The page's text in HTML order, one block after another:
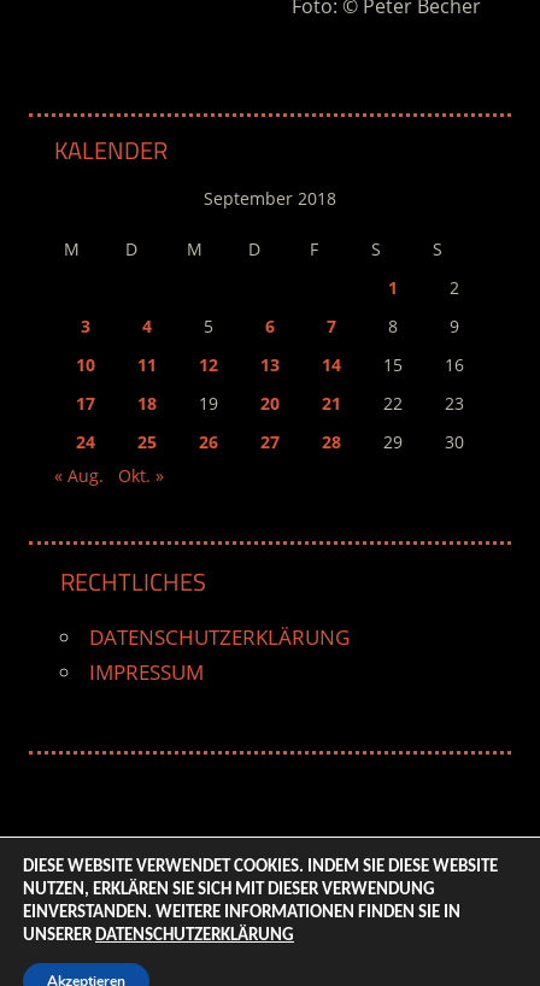
Foto: © Peter Becher
KALENDER
September 2018
M D M D F S
S
1
2
3
4 5 6 7 8
9
10
11 12 13 14 15
16
17
18 19 20 21 22
23
24
25 26 27 28 29
30
« Aug.
Okt. »
RECHTLICHES
DATENSCHUTZERKLÄRUNG
IMPRESSUM
© 2026 ENTERTAINMENT BASE – Life & Style Magazine.
All Rights Reserved. | Based on
DIESE WEBSITE VERWENDET COOKIES. INDEM SIE DIESE WEBSITE
NUTZEN, ERKLÄREN SIE SICH MIT DIESER VERWENDUNG
EINVERSTANDEN. WEITERE INFORMATIONEN FINDEN SIE IN
UNSERER DATENSCHUTZERKLÄRUNG
Akzeptieren